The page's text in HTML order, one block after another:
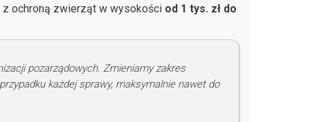
z ochroną zwierząt w wysokości od 1 tys. zł do
pozarządowych. Zmieniamy zakres
każdej sprawy, maksymalnie nawet do